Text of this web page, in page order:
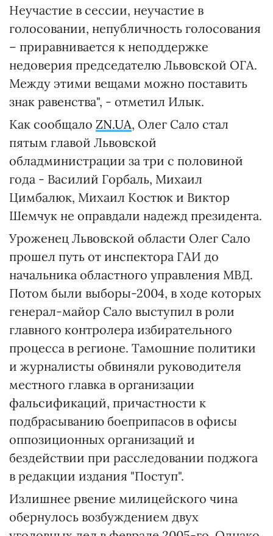
Неучастие в сессии, неучастие в
голосовании, непубличность голосования
– приравнивается к неподдержке
недоверия председателю Львовской ОГА.
Между этими вещами можно поставить
знак равенства", - отметил Илык.
Как сообщало ZN.UA, Олег Сало стал
пятым главой Львовской
обладминистрации за три с половиной
года - Василий Горбаль, Михаил
Цимбалюк, Михаил Костюк и Виктор
Шемчук не оправдали надежд президента.
Уроженец Львовской области Олег Сало
прошел путь от инспектора ГАИ до
начальника областного управления МВД.
Потом были выборы-2004, в ходе которых
генерал-майор Сало выступил в роли
главного контролера избирательного
процесса в регионе. Тамошние политики
и журналисты обвиняли руководителя
местного главка в организации
фальсификаций, причастности к
подбрасыванию боеприпасов в офисы
оппозиционных организаций и
бездействии при расследовании поджога
в редакции издания "Поступ".
Излишнее рвение милицейского чина
обернулось возбуждением двух